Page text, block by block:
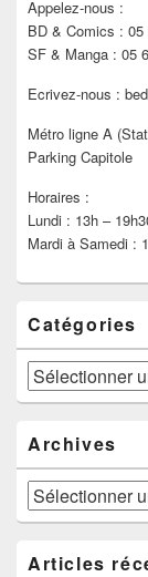
Appelez-nous :
BD & Comics : 05
SF & Manga : 05
Ecrivez-nous :
Métro ligne A
Parking Capitole
Horaires :
Lundi : 13h –
Mardi à Samedi :
Catégories
Catégories
Archives
Archives
Articles